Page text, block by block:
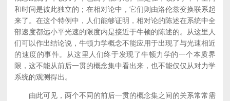
和时间是彼此独立的；在相对论中，它们则由洛伦兹变换联系起
来了。在这个特例中，人们能够证明，相对论的陈述在系统中全
部速度都远小平光速的限度内是接近于牛顿的陈述的。从这里人
们可以作出结论说，牛顿力学概念不能应用于出现了与光速相近
的速度的事件。从这里人们终于发现了牛顿力学的一个本质界
限，这不能从前后一贯的概念集中看出来，也不能仅仅从对力学
系统的观测得出。
由此可见，两个不同的前后一贯的概念集之间的关系常常需